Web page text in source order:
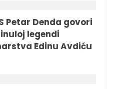
Petar Denda govori
legendi
Edinu Avdiću